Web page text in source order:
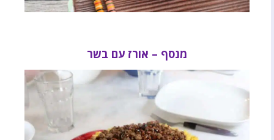
מנסף – אורז עם בשר